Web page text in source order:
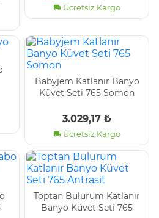
Ücretsiz Kargo
Babyjem Katlanır Banyo
Küvet Seti̇ 765 Somon
3.029,17 ₺
Ücretsiz Kargo
Toptan Bulurum Katlanır
Banyo Küvet Seti 765